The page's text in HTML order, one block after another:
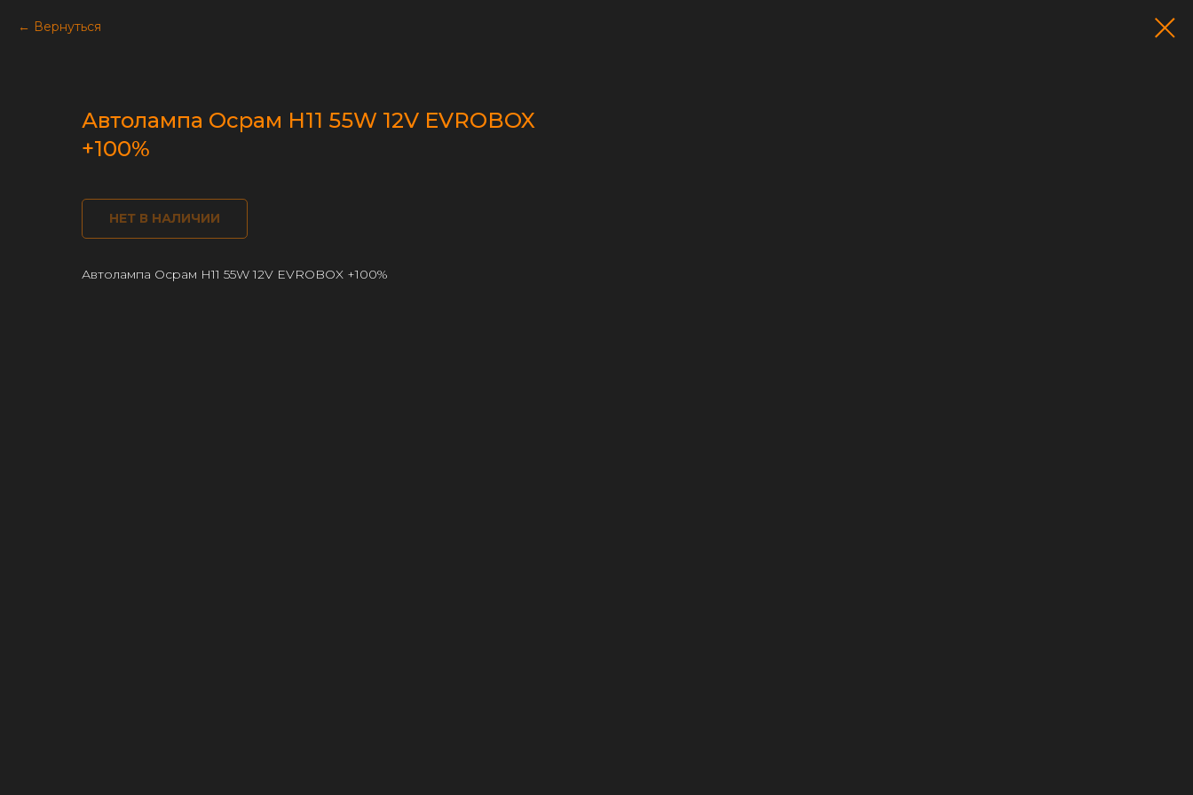
Вернуться
Автолампа Осрам H11 55W 12V EVROBOX
+100%
НЕТ В НАЛИЧИИ
Автолампа Осрам H11 55W 12V EVROBOX +100%